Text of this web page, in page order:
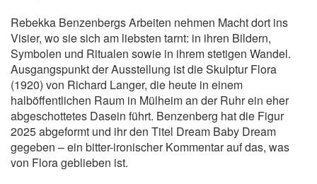
Rebekka Benzenbergs Arbeiten nehmen Macht dort ins
Visier, wo sie sich am liebsten tarnt: in ihren Bildern,
Symbolen und Ritualen sowie in ihrem stetigen Wandel.
Ausgangspunkt der Ausstellung ist die Skulptur Flora
(1920) von Richard Langer, die heute in einem
halböffentlichen Raum in Mülheim an der Ruhr ein eher
abgeschottetes Dasein führt. Benzenberg hat die Figur
2025 abgeformt und ihr den Titel Dream Baby Dream
gegeben – ein bitter-ironischer Kommentar auf das, was
von Flora geblieben ist.